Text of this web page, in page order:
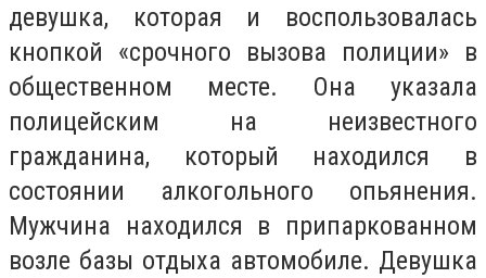
девушка, которая и воспользовалась
кнопкой «срочного вызова полиции» в
общественном месте. Она указала
полицейским на неизвестного
гражданина, который находился в
состоянии алкогольного опьянения.
Мужчина находился в припаркованном
возле базы отдыха автомобиле. Девушка